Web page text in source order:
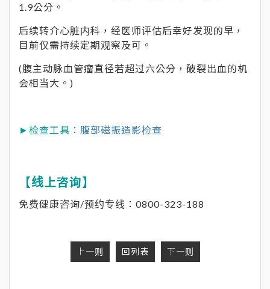
1.9公分。
后续转介心脏内科，经医师评估后幸好发现的早，
目前仅需持续定期观察及可。
(腹主动脉血管瘤直径若超过六公分，破裂出血的机
会相当大。)
►检查工具： 腹部磁振造影检查
【线上咨询】
免费健康咨询/预约专线：0800-323-188
上一则 回列表 下一则